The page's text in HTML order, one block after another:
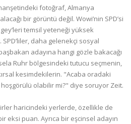
fotoğraf, Almanya
bir görüntü değil. Wowi’nin SPD’si
temsil yeteneği yüksek
daha gelenekçi sosyal
adayına hangi gözle bakacağı
Ruhr bölgesindeki tutucu seçmenin,
kesimdekilerin. "Acaba oradaki
olabilir mi?" diye soruyor Zeit.
haricindeki yerlerde, özellikle de
eksi puan. Ayrıca bir eşcinsel adayın